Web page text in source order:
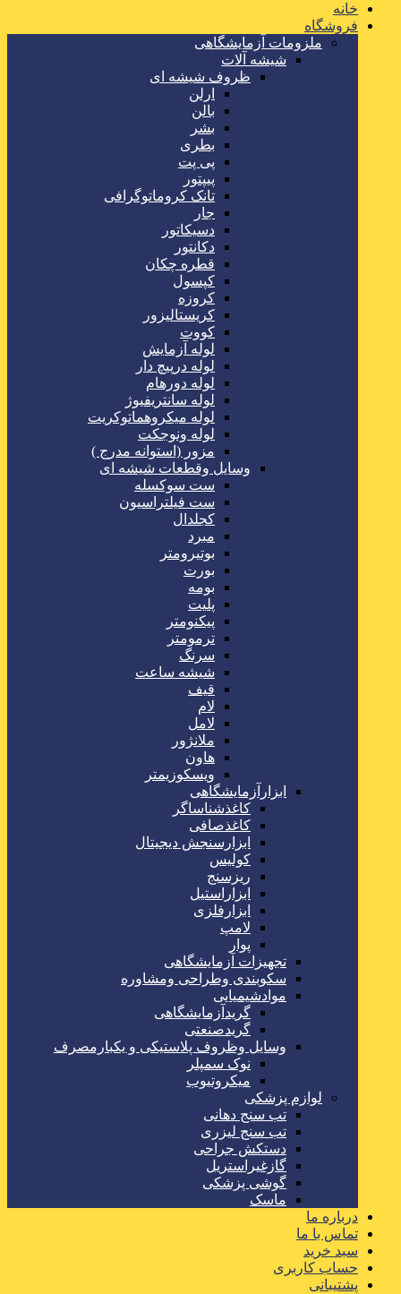
خانه
فروشگاه
ملزومات آزمایشگاهی
شیشه آلات
ظروف شیشه ای
ارلن
بالن
بشر
بطری
پی پت
پیپتور
تانک کروماتوگرافی
جار
دسیکاتور
دکانتور
قطره چکان
کپسول
کروزه
کریستالیزور
کووت
لوله آزمایش
لوله درپیچ دار
لوله دورهام
لوله سانتریفیوژ
لوله میکروهماتوکریت
لوله ونوجکت
مزور (استوانه مدرج )
وسایل وقطعات شیشه ای
ست سوکسله
ست فیلتراسیون
کجلدال
مبرد
بوتیرومتر
بورت
بومه
پلیت
پیکنومتر
ترمومتر
سرنگ
شیشه ساعت
قیف
لام
لامل
ملانژور
هاون
ویسکوزیمتر
ابزارآزمایشگاهی
کاغذشناساگر
کاغذصافی
ابزارسنجش دیجیتال
کولیس
ریزسنج
ابزاراستیل
ابزارفلزی
لامپ
پوار
تجهیزات آزمایشگاهی
سکوبندی وطراحی ومشاوره
موادشیمیایی
گریدآزمایشگاهی
گریدصنعتی
وسایل وظروف پلاستیکی و یکبارمصرف
نوک سمپلر
میکروتیوب
لوازم پزشکی
تب سنج دهانی
تب سنج لیزری
دستکش جراحی
گازغیراستریل
گوشی پزشکی
ماسک
درباره ما
تماس با ما
سبد خرید
حساب کاربری
پشتیبانی